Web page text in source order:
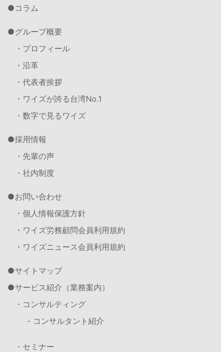
コラム
グループ概要
・プロフィール
・沿革
・代表者挨拶
・ワイズが誇る台湾No.1
・数字で見るワイズ
採用情報
・先輩の声
・社内制度
お問い合わせ
・個人情報保護方針
・ワイズ労務顧問会員利用規約
・ワイズニュース会員利用規約
サイトマップ
サービス紹介（業務案内）
・コンサルティング
- コンサルタント紹介
・セミナー